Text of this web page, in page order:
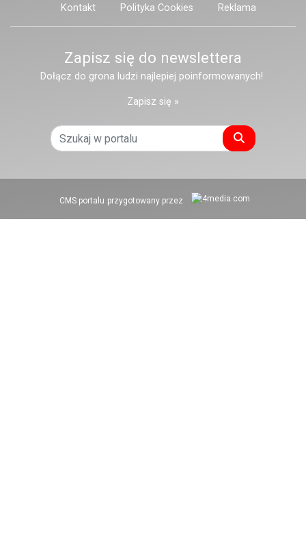
Kontakt Polityka Cookies Reklama
Zapisz się do newslettera
Dołącz do grona ludzi najlepiej poinformowanych!
Zapisz się »
Szukaj
CMS portalu przygotowany przez